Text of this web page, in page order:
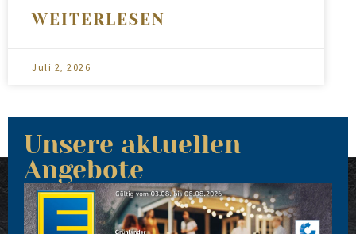
WEITERLESEN
Juli 2, 2026
Unsere aktuellen
Angebote